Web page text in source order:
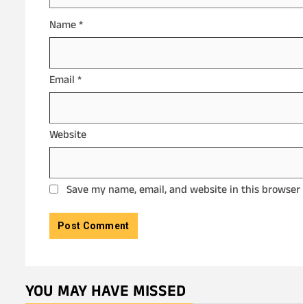
Name*
Email *
Website
Save my name, email, and website in this
YOU MAY HAVE MISSED